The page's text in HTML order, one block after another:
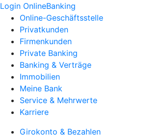
Login OnlineBanking
Online-Geschäftsstelle
Privatkunden
Firmenkunden
Private Banking
Banking & Verträge
Immobilien
Meine Bank
Service & Mehrwerte
Karriere
Girokonto & Bezahlen